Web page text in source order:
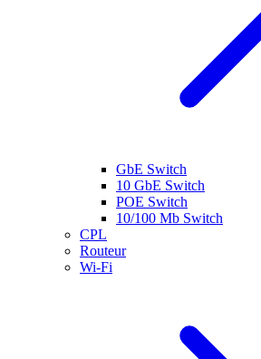
GbE Switch
10 GbE Switch
POE Switch
10/100 Mb Switch
CPL
Routeur
Wi-Fi